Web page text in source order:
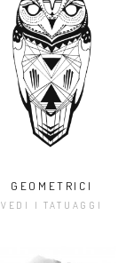
GEOMETRICI
VEDI I TATUAGGI